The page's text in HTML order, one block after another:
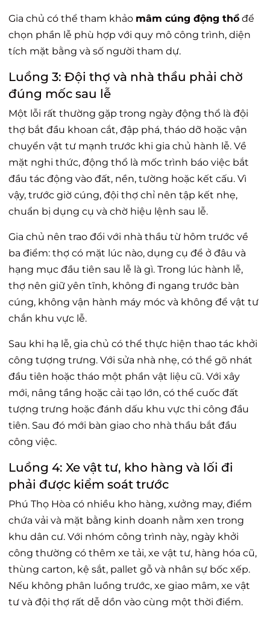
Gia chủ có thể tham khảo mâm cúng động thổ để
chọn phần lễ phù hợp với quy mô công trình, diện
tích mặt bằng và số người tham dự.
Luồng 3: Đội thợ và nhà thầu phải chờ
đúng mốc sau lễ
Một lỗi rất thường gặp trong ngày động thổ là đội
thợ bắt đầu khoan cắt, đập phá, tháo dỡ hoặc vận
chuyển vật tư mạnh trước khi gia chủ hành lễ. Về
mặt nghi thức, động thổ là mốc trình báo việc bắt
đầu tác động vào đất, nền, tường hoặc kết cấu. Vì
vậy, trước giờ cúng, đội thợ chỉ nên tập kết nhẹ,
chuẩn bị dụng cụ và chờ hiệu lệnh sau lễ.
Gia chủ nên trao đổi với nhà thầu từ hôm trước về
ba điểm: thợ có mặt lúc nào, dụng cụ để ở đâu và
hạng mục đầu tiên sau lễ là gì. Trong lúc hành lễ,
thợ nên giữ yên tĩnh, không đi ngang trước bàn
cúng, không vận hành máy móc và không để vật tư
chắn khu vực lễ.
Sau khi hạ lễ, gia chủ có thể thực hiện thao tác khởi
công tượng trưng. Với sửa nhà nhẹ, có thể gõ nhát
đầu tiên hoặc tháo một phần vật liệu cũ. Với xây
mới, nâng tầng hoặc cải tạo lớn, có thể cuốc đất
tượng trưng hoặc đánh dấu khu vực thi công đầu
tiên. Sau đó mới bàn giao cho nhà thầu bắt đầu
công việc.
Luồng 4: Xe vật tư, kho hàng và lối đi
phải được kiểm soát trước
Phú Thọ Hòa có nhiều kho hàng, xưởng may, điểm
chứa vải và mặt bằng kinh doanh nằm xen trong
khu dân cư. Với nhóm công trình này, ngày khởi
công thường có thêm xe tải, xe vật tư, hàng hóa cũ,
thùng carton, kệ sắt, pallet gỗ và nhân sự bốc xếp.
Nếu không phân luồng trước, xe giao mâm, xe vật
tư và đội thợ rất dễ dồn vào cùng một thời điểm.